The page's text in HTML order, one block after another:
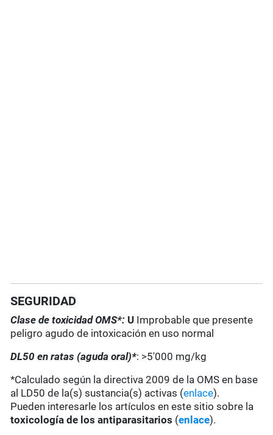
SEGURIDAD
Clase de toxicidad OMS*: U Improbable que presente
peligro agudo de intoxicación en uso normal
DL50 en ratas (aguda oral)*: >5'000 mg/kg
*Calculado según la directiva 2009 de la OMS en base
al LD50 de la(s) sustancia(s) activas (enlace).
Pueden interesarle los artículos en este sitio sobre la
toxicología de los antiparasitarios (enlace).